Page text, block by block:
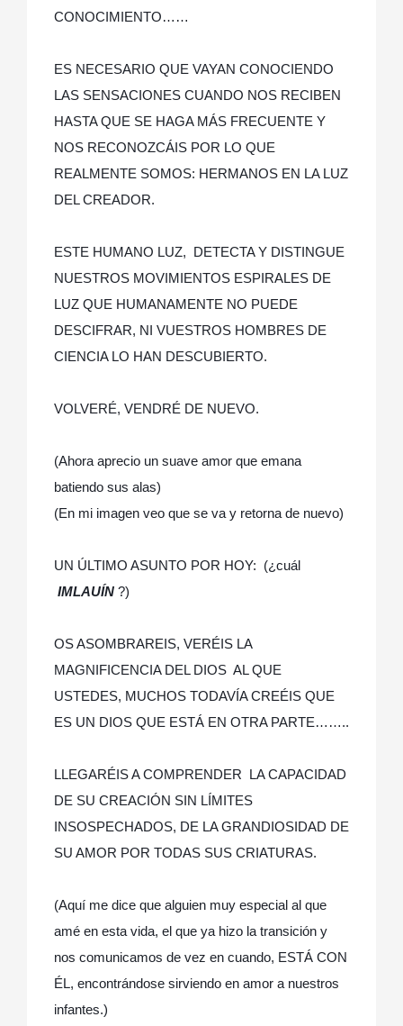
CONOCIMIENTO……
ES NECESARIO QUE VAYAN CONOCIENDO
LAS SENSACIONES CUANDO NOS RECIBEN
HASTA QUE SE HAGA MÁS FRECUENTE Y
NOS RECONOZCÁIS POR LO QUE
REALMENTE SOMOS: HERMANOS EN LA LUZ
DEL CREADOR.
ESTE HUMANO LUZ, DETECTA Y DISTINGUE
NUESTROS MOVIMIENTOS ESPIRALES DE
LUZ QUE HUMANAMENTE NO PUEDE
DESCIFRAR, NI VUESTROS HOMBRES DE
CIENCIA LO HAN DESCUBIERTO.
VOLVERÉ, VENDRÉ DE NUEVO.
(Ahora aprecio un suave amor que emana
batiendo sus alas)
(En mi imagen veo que se va y retorna de nuevo)
UN ÚLTIMO ASUNTO POR HOY: (¿cuál
IMLAUÍN ?)
OS ASOMBRAREIS, VERÉIS LA
MAGNIFICENCIA DEL DIOS AL QUE
USTEDES, MUCHOS TODAVÍA CREÉIS QUE
ES UN DIOS QUE ESTÁ EN OTRA PARTE……..
LLEGARÉIS A COMPRENDER LA CAPACIDAD
DE SU CREACIÓN SIN LÍMITES
INSOSPECHADOS, DE LA GRANDIOSIDAD DE
SU AMOR POR TODAS SUS CRIATURAS.
(Aquí me dice que alguien muy especial al que
amé en esta vida, el que ya hizo la transición y
nos comunicamos de vez en cuando, ESTÁ CON
ÉL, encontrándose sirviendo en amor a nuestros
infantes.)